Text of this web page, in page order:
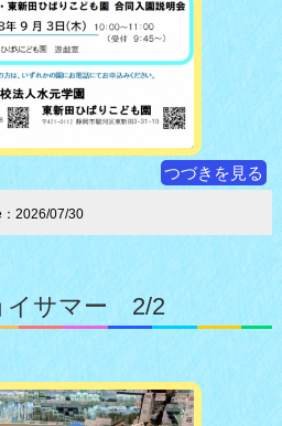
つづきを見る
2026/07/30
イサマー 2/2